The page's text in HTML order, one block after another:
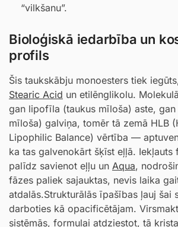
“vilkšanu”.
Bioloģiskā iedarbība un
profils
Šis taukskābju monoesters tiek
Stearic Acid un etilēnglikolu.
gan lipofīla (taukus mīloša) aste,
mīloša) galviņa, tomēr tā zemā HLB
Lipophilic Balance) vērtība —
ka tas galvenokārt šķīst eļļā. Iekļauts
palīdz savienot eļļu un Aqua,
fāzes paliek sajauktas, nevis laika
atdalās.Strukturālās īpašības ļauj šai
darboties kā opacificētājam.
sistēmās, formulai atdziestot, tā